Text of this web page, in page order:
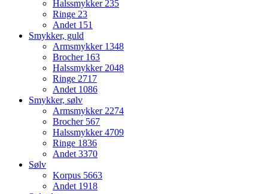
Halssmykker235
Ringe 23
Andet 151
Smykker, guld
Armsmykker 1348
Brocher 163
Halssmykker2048
Ringe 2717
Andet 1086
Smykker, sølv
Armsmykker2274
Brocher 567
Halssmykker4709
Ringe 1836
Andet3370
Sølv
Korpus 5663
Andet 1918